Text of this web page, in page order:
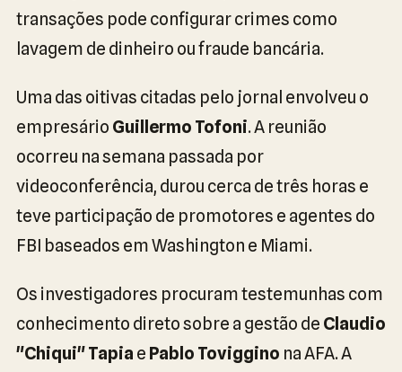
transações pode configurar crimes como
lavagem de dinheiro ou fraude bancária.
Uma das oitivas citadas pelo jornal envolveu o
empresário Guillermo Tofoni. A reunião
ocorreu na semana passada por
videoconferência, durou cerca de três horas e
teve participação de promotores e agentes do
FBI baseados em Washington e Miami.
Os investigadores procuram testemunhas com
conhecimento direto sobre a gestão de Claudio
"Chiqui" Tapia e Pablo Toviggino na AFA. A